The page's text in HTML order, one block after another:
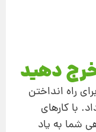
راه‌ انداختن
با کارهای
شما به یاد